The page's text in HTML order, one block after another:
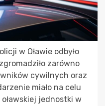
w Oławie odbyło
zarówno
cywilnych oraz
miało na celu
jednostki w